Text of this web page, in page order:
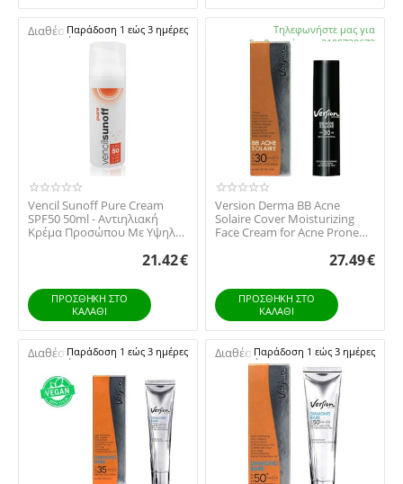
Διαθέσιμο:Παράδοση 1 εώς 3 ημέρες
Vencil Sunoff Pure Cream
SPF50 50ml - Αντιηλιακή
Κρέμα Προσώπου Με Υψηλό
21.42€
ΠΡΟΣΘΉΚΗ ΣΤΟ
ΚΑΛΆΘΙ
Τηλεφωνήστε μας για
διαθεσιμότητα 2105738672
Version Derma BB Acne
Solaire Cover Moisturizing
Face Cream for Acne Prone
27.49€
ΠΡΟΣΘΉΚΗ ΣΤΟ
ΚΑΛΆΘΙ
Διαθέσιμο:Παράδοση 1 εώς 3 ημέρες Διαθέσιμο:Παράδοση 1 εώς 3 ημέρες